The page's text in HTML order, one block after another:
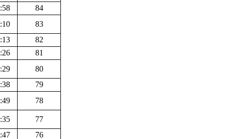
84
83
82
81
80
79
78
77
76